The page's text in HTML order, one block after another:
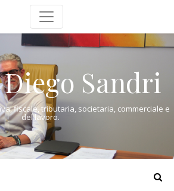
Sandri
fiscale, tributaria, societaria, commerciale e
del lavoro.